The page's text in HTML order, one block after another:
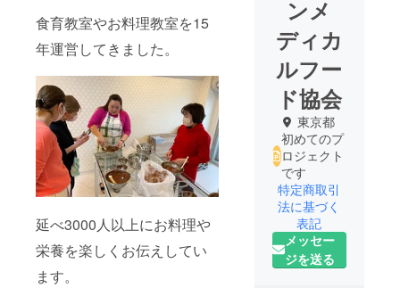
食育教室やお料理教室を15
年運営してきました。
延べ3000人以上にお料理や
栄養を楽しくお伝えしてい
ます。
ンメ
ディカ
ルフー
ド協会
東京都
初めてのプ
ロジェクト
です
特定商取引
法に基づく
表記
メッセー
ジを送る